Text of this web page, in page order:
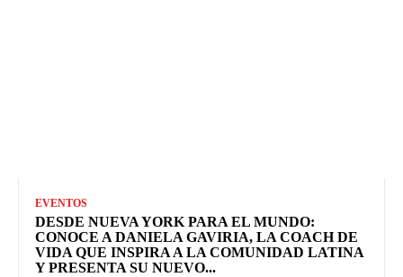
EVENTOS
DESDE NUEVA YORK PARA EL MUNDO:
CONOCE A DANIELA GAVIRIA, LA COACH DE
VIDA QUE INSPIRA A LA COMUNIDAD LATINA
Y PRESENTA SU NUEVO...